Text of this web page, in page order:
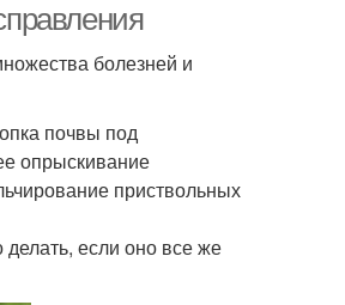
болезней и
почвы под
опрыскивание
приствольных
если оно все же